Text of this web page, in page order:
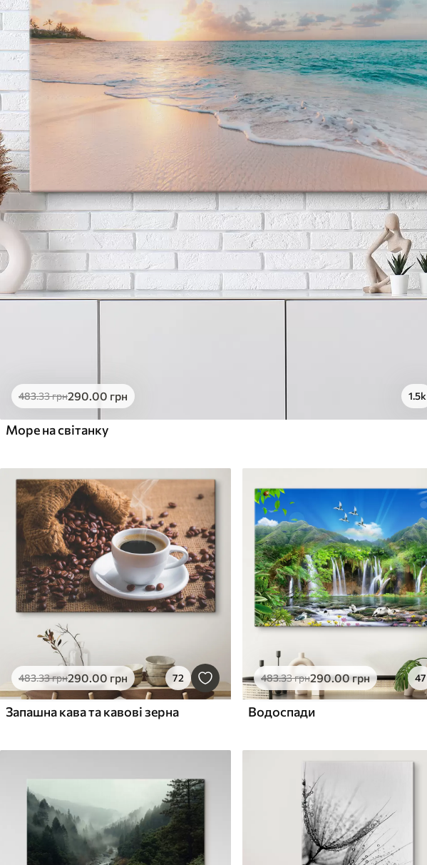
483.33грн290 .00 грн 1.5k
Море на світанку
483.33грн290 .00 грн 72
Запашна кава та кавові зерна
483.33грн290.00грн 47
Водоспади